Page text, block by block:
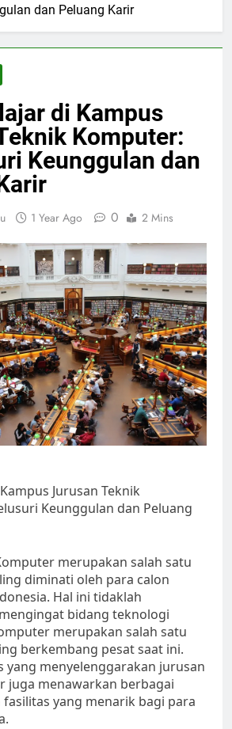
dan Peluang Karir
di Kampus
Komputer:
Keunggulan dan
1 Year Ago 0 2 Mins
Jurusan Teknik
Keunggulan dan Peluang
merupakan salah satu
diminati oleh para calon
Hal ini tidaklah
bidang teknologi
merupakan salah satu
berkembang pesat saat ini.
yang menyelenggarakan jurusan
juga menawarkan berbagai
yang menarik bagi para